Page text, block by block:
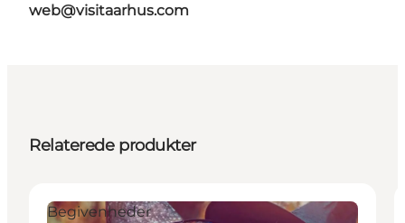
web@visitaarhus.com
Relaterede produkter
Begivenheder